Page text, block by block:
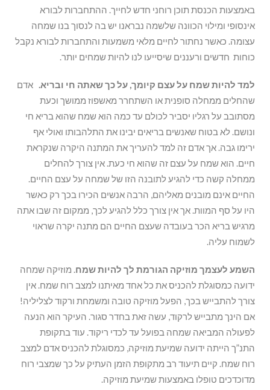
באמצעות הכנסת תוכן רוחני חדש לחייך. ההתחברות לבורא
אינסופי ומילוי הכוונה שלשמה נבראנו יש בה לנסוך בנו שמחה
עצומה. כאשר נחתור לחיים מלאי משמעות והתחברות לבורא נקבל
כוחות חדשים ורעננים שיסייעו לנו להיות שמחים יותר.
למד להיות שמח על עצם קיומך, על כך שאתה חי ובריא. אדם
שהחלים ממחלה סופנית או השתחרר מאשפוז ממושך וכעת
מסתובב על רגליו יסביר לכולם עד כמה הוא שמח שהוא בריא חי
ונושם. לא בטוח שאנשים בריאים יבינו את התלהבותו ואולי אף
ירימו גבה. אך אדם זה למד להעריך את המתנה היקרה שנקראת
חיים. הוא שמח על עצם זה שהוא חי כעת. אין צורך להחלים
ממחלה קשה כדי להגיע לתובנה הזו של שמחה על עצם החיים.
החיים אינם מובנים מאליהם, הרבה אנשים הכירו בכך רק כאשר
היו על סף המוות. אך אין צורך כלל להגיע לכך, ממקום זה שבו אתה
מרגיש בריא הכר בעובדה שעצם החיים הם מתנה יקרה שראוי
לשמוח עליה.
השמע לעצמך מוזיקה הגורמת לך להיות שמח. מוזיקה שמחה
ידועה כמסוגלת להכניס את כל אחד מאיתנו למצב רוח שמח. אין
צורך להתבייש בכך, הפעל מוזיקה טובה ומשמחת ורקוד לצליליה!
אם הינך מתבייש לרקוד, עשה זאת בחדר סגור. העיקר הוא הנעה
לפעולה המביאה שמחה בפועל עד לכדי ריקוד. עוד בתקופת
התנ”ך הייתה ידועה שמיעת מוזיקה, כמסוגלת להכניס אדם למצב
רוח שמח. קיים תיעוד רב מתקופת הזמן העתיק על כך שמצבי רוח
מדוכדכים טופלו באמצעות שמיעת מוזיקה.